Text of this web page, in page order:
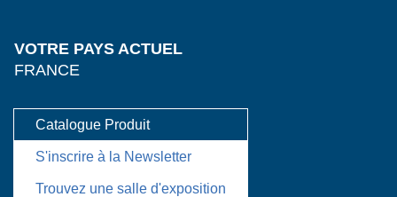
VOTRE PAYS ACTUEL
FRANCE
Catalogue Produit
S'inscrire à la Newsletter
Trouvez une salle d'exposition